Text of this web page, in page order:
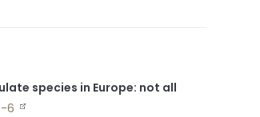
species in Europe: not all
6